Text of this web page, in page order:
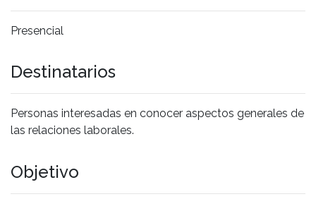
Presencial
Destinatarios
Personas interesadas en conocer aspectos generales de
las relaciones laborales.
Objetivo